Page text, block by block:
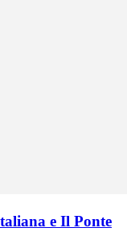
e Il Ponte